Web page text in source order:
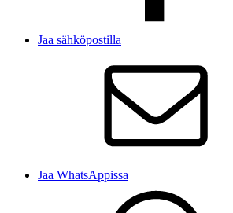
Jaa sähköpostilla
Jaa WhatsAppissa